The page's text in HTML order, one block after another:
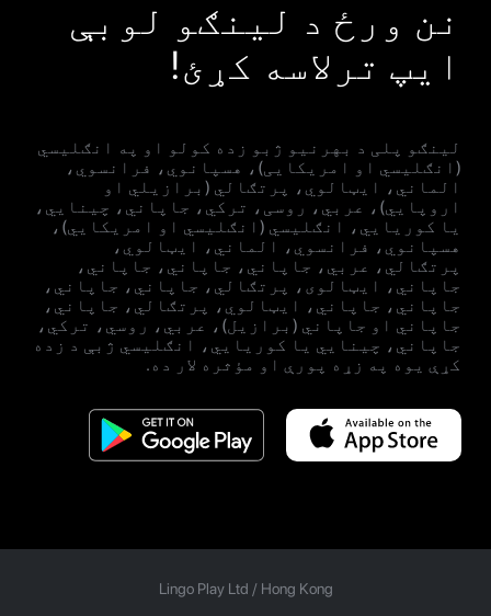
نن ورځ د لینګو لوبې
ایپ ترلاسه کړئ!
لینګو پلی د بهرنیو ژبو زده کولو او په انګلیسي
(انګلیسي او امریکایی)، هسپانوي، فرانسوي،
الماني، ایټالوي، پرتګالي (برازیلي او
اروپايي)، عربي، روسی، ترکي، جاپاني، چینایي،
یا کوریايي، انګلیسي (انګلیسي او امریکایي)،
هسپانوي، فرانسوي، الماني، ایټالوي،
پرتګالي، عربي، جاپاني، جاپاني، جاپاني،
جاپاني، ایټالوی، پرتګالي، جاپاني، جاپاني،
جاپاني، جاپاني، ایټالوي، پرتګالي، جاپاني،
جاپاني او جاپاني (برازيل)، عربي، روسي، ترکي،
جاپاني، چینايي یا کوریايي، انګلیسي ژبې د زده
کړې یوه په زړه پورې او مؤثره لار ده.
Lingo Play Ltd / Hong Kong